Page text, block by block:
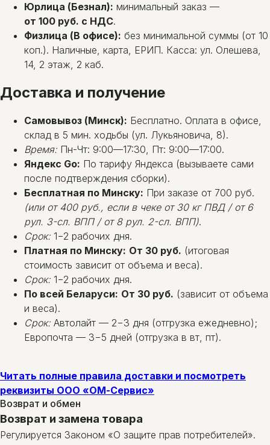
Юрлица (Безнал): минимальный заказ —
от 100 руб. с НДС.
Физлица (В офисе): без минимальной суммы (от 10
коп.). Наличные, карта, ЕРИП. Касса: ул. Олешева,
14, 2 этаж, 2 каб.
Доставка и получение
Самовывоз (Минск): Бесплатно. Оплата в офисе,
склад в 5 мин. ходьбы (ул. Лукьяновича, 8).
Время: Пн-Чт: 9:00—17:30, Пт: 9:00—17:00.
Яндекс Go: По тарифу Яндекса (вызываете сами
после подтверждения сборки).
Бесплатная по Минску: При заказе от 700 руб.
(или от 400 руб., если в чеке от 30 кг ПВД / от 6
рул. 3-сл. ВПП / от 8 рул. 2-сл. ВПП).
Срок: 1−2 рабочих дня.
Платная по Минску: От 30 руб. (итоговая
стоимость зависит от объема и веса).
Срок: 1−2 рабочих дня.
По всей Беларуси: От 30 руб. (зависит от объема
и веса).
Срок: Автолайт — 2−3 дня (отгрузка ежедневно);
Европочта — 3−5 дней (отгрузка в вт, пт).
Читать полные правила доставки и посмотреть
реквизиты ООО «ОМ-Сервис»
Возврат и обмен
Возврат и замена товара
Регулируется Законом «О защите прав потребителей».